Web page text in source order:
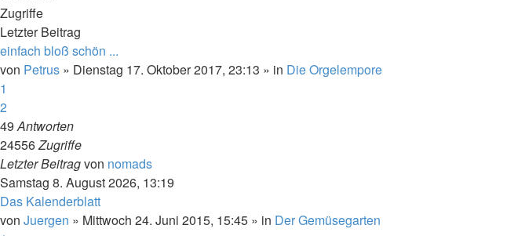
Zugriffe
Letzter Beitrag
einfach bloß schön ...
von Petrus » Dienstag 17. Oktober 2017, 23:13 » in Die Orgelempore
1
2
49Antworten
24556Zugriffe
Letzter Beitragvon nomads
Samstag 8. August 2026, 13:19
Das Kalenderblatt
von Juergen » Mittwoch 24. Juni 2015, 15:45 » in Der Gemüsegarten